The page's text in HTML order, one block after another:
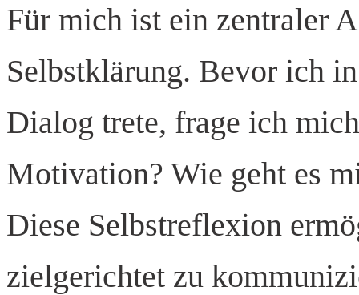
Für mich ist ein zentraler
Selbstklärung. Bevor ich
Dialog trete, frage ich
Motivation? Wie geht es
Diese Selbstreflexion
zielgerichtet zu